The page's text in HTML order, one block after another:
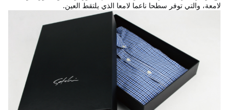
لامعة، والتي توفر سطحا ناعما لامعا الذي يلتقط العين.